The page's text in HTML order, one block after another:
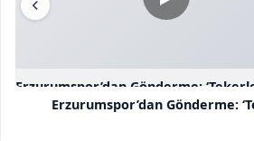
Erzurumspor’dan Gönderme:
Erzurumspor’dan Gönderme: